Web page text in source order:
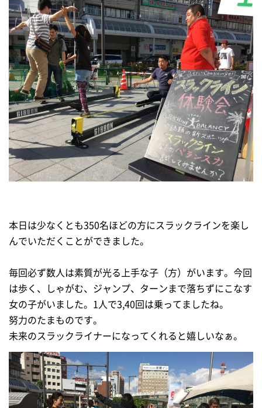
本日は少なくとも350名ほどの方にスラックラインを楽し
んでいただくことができました。
毎回必ず数人は素質が光る上手な子（方）がいます。今回
は歩く、しゃがむ、ジャンプ、ターンまで落ちずにこなす
女の子がいました。1人で3,40回は乗ってましたね。
努力のたまものです。
未来のスラックライナーになってくれると嬉しいなぁ。